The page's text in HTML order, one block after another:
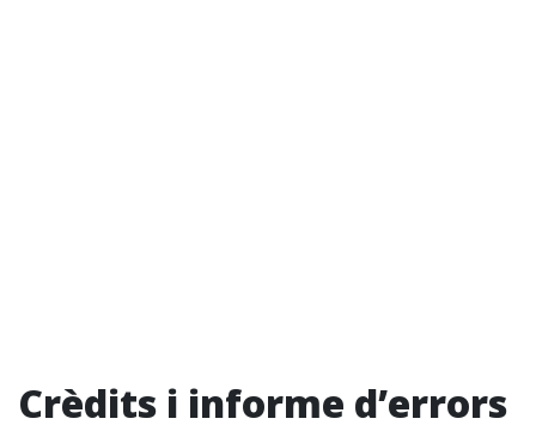
Crèdits i informe d’errors